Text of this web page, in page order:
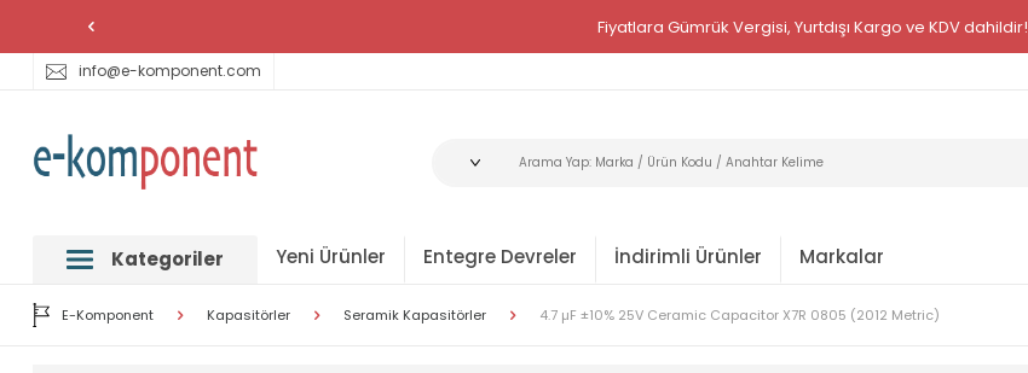
Fiyatlara Gümrük Vergisi, Yurtdışı Kargo ve KDV dahildir!
info@e-komponent.com
Kategoriler Yeni Ürünler Entegre Devreler İndirimli Ürünler Markalar
E-Komponent Kapasitörler Seramik Kapasitörler 4.7 µF ±10% 25V Ceramic Capacitor X7R 0805 (2012 Metric)